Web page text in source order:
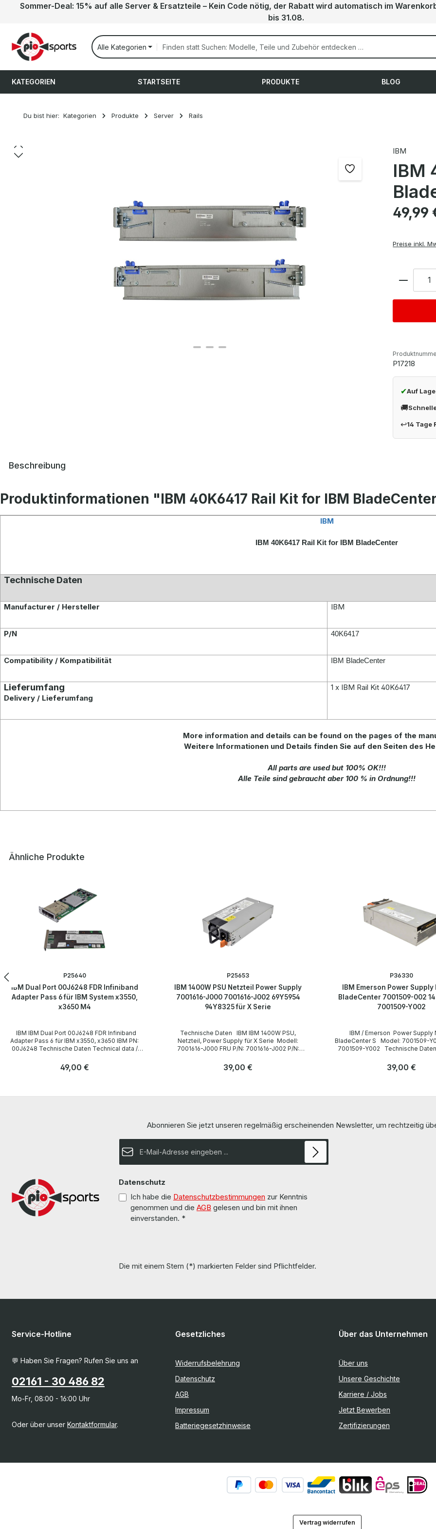
Hauptinhalt springen
Zur Suche springen
Zur Hauptnavigation springen
Sommer-Deal: 15% auf alle Server & Ersatzteile – Kein Code nötig, der Rabatt wird automatisch im
bis 31.08.
Alle Kategorien
KATEGORIEN STARTSEITE PRODUKTE BLOG
Du bist hier: Kategorien Produkte Server Rails
Bildergalerie überspringen IBM
IBM
Regulärer
49,99
Preise inkl.
Anzahl
P17218
✔Auf
🚚
↩14 Tage
Beschreibung
Produktinformationen "IBM 40K6417 Rail Kit for IBM
IBM
IBM 40K6417 Rail Kit for IBM BladeCenter
Technische Daten
Manufacturer / Hersteller IBM
P/N 40K6417
Compatibility / Kompatibilität IBM BladeCenter
Lieferumfang
Delivery / Lieferumfang
1 x IBM Rail Kit 40K6417
More information and details can be found on the pages of the
Weitere Informationen und Details finden Sie auf den Seiten des
All parts are used but 100% OK!!!
Alle Teile sind gebraucht aber 100 % in Ordnung!!!
Ähnliche Produkte
P25640
IBM Dual Port 00J6248 FDR Infiniband
Adapter Pass 6 für IBM System x3550,
x3650 M4
Adapter Pass 6 für IBM x3550, x3650 IBM PN:
00J6248 Technische Daten Technical data /
Type / Gerätetyp FDR Infiniband Adapter
Dual Port Infiniband Netzwerkadapter More
Regulärer Preis:
49,00 €
P25653
IBM 1400W PSU Netzteil Power Supply
7001616-J000 7001616-J002 69Y5954
94Y8325 für X Serie
Technische Daten IBM IBM 1400W PSU,
Netzteil, Power Supply für X Serie Modell:
7001616-J000 FRU P/N: 7001616-J002 P/N:
Technische Daten Manufacturer / Hersteller
Outputs / Ausgänge +12.2V - 115A +12Vaux - 2.5A
IBM Power Supply / Netzteil The hardware has
Hardware wurde von uns überholt und getestet.
More information and details can be found on
the pages of the manufacturer. Weitere
Informationen und Details finden Sie auf den
Regulärer Preis:
39,00 €
P36330
IBM Emerson Power
BladeCenter 7001509-002
7001509-Y002
BladeCenter S Model: 7001509-Y00 FRU PN:
7001509-Y002 Technische Daten Technical
Power Supply / Netzteil More information and
parts are used but 100% OK!!! Alle Teile sind
Regulärer Preis:
39,00 €
Abonnieren Sie jetzt unseren regelmäßig erscheinenden Newsletter, um rechtzeitig
E-Mail-Adresse*
Datenschutz
Ich habe die Datenschutzbestimmungen zur Kenntnis
genommen und die AGB gelesen und bin mit ihnen
einverstanden. *
Die mit einem Stern (*) markierten Felder sind Pflichtfelder.
Service-Hotline
💬 Haben Sie Fragen? Rufen Sie uns an
02161 - 30 486 82
Mo-Fr, 08:00 - 16:00 Uhr
Oder über unser Kontaktformular.
Gesetzliches
Widerrufsbelehrung
Datenschutz
AGB
Impressum
Batteriegesetzhinweise
Über das Unternehmen
Über uns
Unsere Geschichte
Karriere / Jobs
Jetzt Bewerben
Zertifizierungen
Vertrag widerrufen